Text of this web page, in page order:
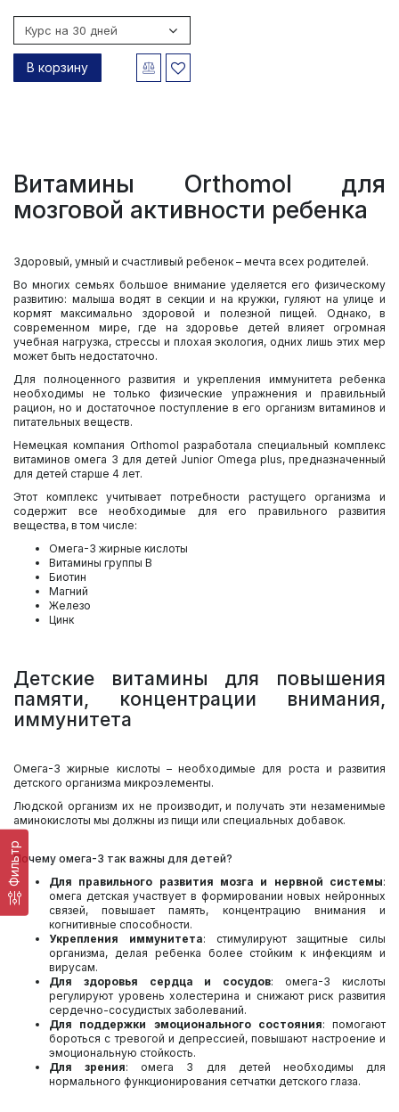
Фильтр
В корзину
Витамины Orthomol для
мозговой активности ребенка
Здоровый, умный и счастливый ребенок – мечта всех родителей.
Во многих семьях большое внимание уделяется его физическому
развитию: малыша водят в секции и на кружки, гуляют на улице и
кормят максимально здоровой и полезной пищей. Однако, в
современном мире, где на здоровье детей влияет огромная
учебная нагрузка, стрессы и плохая экология, одних лишь этих мер
может быть недостаточно.
Для полноценного развития и укрепления иммунитета ребенка
необходимы не только физические упражнения и правильный
рацион, но и достаточное поступление в его организм витаминов и
питательных веществ.
Немецкая компания Orthomol разработала специальный комплекс
витаминов омега 3 для детей Junior Omega plus, предназначенный
для детей старше 4 лет.
Этот комплекс учитывает потребности растущего организма и
содержит все необходимые для его правильного развития
вещества, в том числе:
Омега-3 жирные кислоты
Витамины группы B
Биотин
Магний
Железо
Цинк
Детские витамины для повышения
памяти, концентрации внимания,
иммунитета
Омега-3 жирные кислоты – необходимые для роста и развития
детского организма микроэлементы.
Людской организм их не производит, и получать эти незаменимые
аминокислоты мы должны из пищи или специальных добавок.
Почему омега-3 так важны для детей?
Для правильного развития мозга и нервной системы:
омега детская участвует в формировании новых нейронных
связей, повышает память, концентрацию внимания и
когнитивные способности.
Укрепления иммунитета: стимулируют защитные силы
организма, делая ребенка более стойким к инфекциям и
вирусам.
Для здоровья сердца и сосудов: омега-3 кислоты
регулируют уровень холестерина и снижают риск развития
сердечно-сосудистых заболеваний.
Для поддержки эмоционального состояния: помогают
бороться с тревогой и депрессией, повышают настроение и
эмоциональную стойкость.
Для зрения: омега 3 для детей необходимы для
нормального функционирования сетчатки детского глаза.